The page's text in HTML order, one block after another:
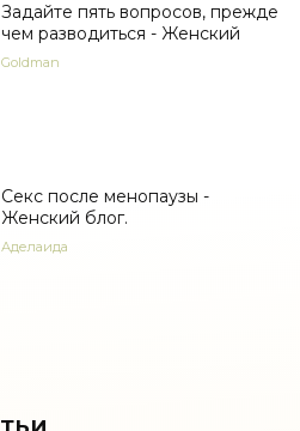
Задайте пять вопросов, прежде
чем разводиться - Женский
Goldman
Секс после менопаузы -
Женский блог.
Аделаида